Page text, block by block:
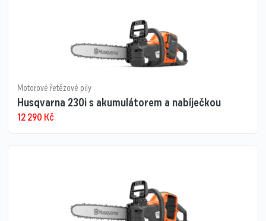
Motorové řetězové pily
Husqvarna 230i s akumulátorem a nabíječkou
12 290 Kč